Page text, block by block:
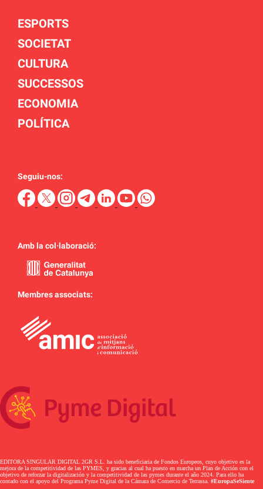
ESPORTS
SOCIETAT
CULTURA
SUCCESSOS
ECONOMIA
POLÍTICA
Seguiu-nos:
Amb la col·laboració:
Membres associats:
EDITORA SINGULAR DIGITAL 2GR S.L. ha sido beneficiaria de Fondos Europeos, cuyo objetivo es la
mejora de la competitividad de las PYMES, y gracias al cual ha puesto en marcha un Plan de Acción con el
objetivo de reforzar la digitalización y la competitividad de las pymes durante el año 2024. Para ello ha
contado con el apoyo del Programa Pyme Digital de la Cámara de Comercio de Terrassa. #EuropaSeSiente